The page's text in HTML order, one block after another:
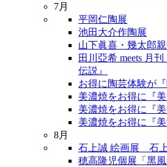
7月
平岡仁陶展
池田大介作陶展
山下眞喜・幾太郎
田川亞希 meets 月
伝説』
お得に陶芸体験が『
美濃焼をお得に『美
美濃焼をお得に『美
美濃焼をお得に『美
8月
石上誠 絵画展 石
穂高隆児個展「黑風